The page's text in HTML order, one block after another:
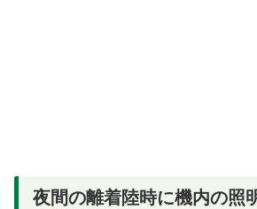
夜間の離着陸時に機内の照